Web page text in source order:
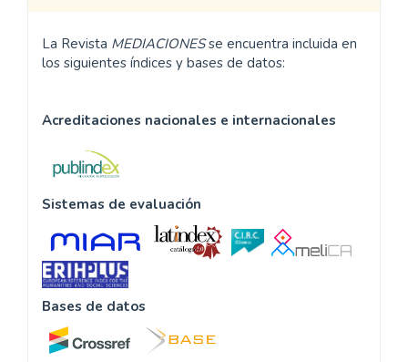
La Revista MEDIACIONESse encuentra incluida en
los siguientes índices y bases de datos:
Acreditaciones nacionales e internacionales
Sistemas de evaluación
Bases de datos